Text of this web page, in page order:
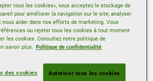
de téléphone
tous les cookies», vous acceptez le stockage de
pour améliorer la navigation sur le site, analyser
aider dans nos efforts de marketing. Vous
ou rejeter tous les cookies à tout moment
les cookies. Consultez notre politique de
savoir plus. Politique de confidentialité
des cookies Autoriser tous les cookies